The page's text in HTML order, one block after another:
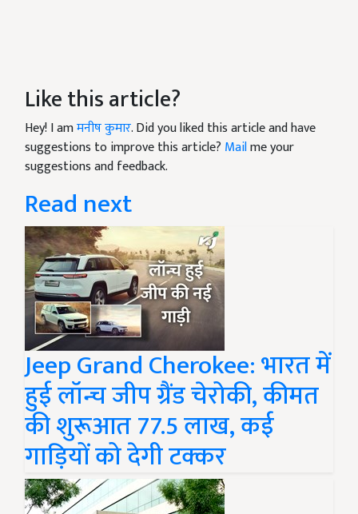
Like this article?
Hey! I amमनीष कुमार. Did you liked this article and have
suggestions to improve this article? Mailme your
suggestions and feedback.
Read next
Jeep Grand Cherokee: भारत में
हुई लॉन्च जीप ग्रैंड चेरोकी, कीमत
की शुरूआत 77.5 लाख, कई
गाड़ियों को देगी टक्कर